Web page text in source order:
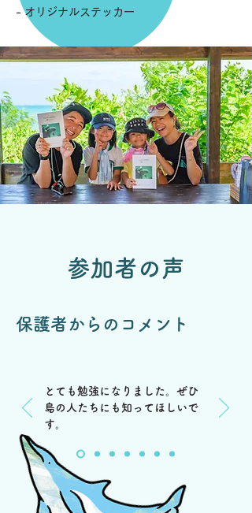
- オリジナルステッカー
参加者の声
保護者からのコメント
とても勉強になりました。ぜひ
島の人たちにも知ってほしいで
す。